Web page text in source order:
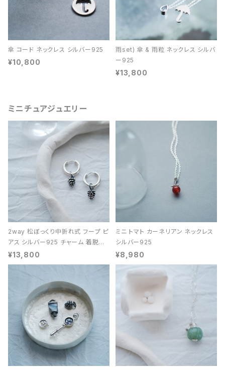
傘 コード ネックレス シルバー925
¥10,800
雨set) 傘 & 雨粒 ネックレス シルバ
ー925
¥13,800
ミニチュアジュエリー
2way 松ぼっくり中折れ式 フープ ピ
アス シルバー925 チャーム 着脱可
能 レディース ユニセックス
¥13,800
ミニ トマト カーネリアン ネックレス
シルバー925
¥8,980